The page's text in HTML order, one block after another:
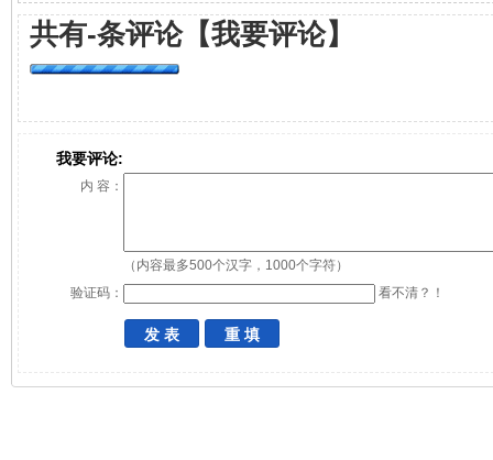
共有-条评论【我要评论】
我要评论:
内 容：
（内容最多500个汉字，1000个字符）
验证码：
看不清？！